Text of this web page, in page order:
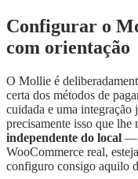
Configurar o
com orientação
O Mollie é
certa dos métodos de
cuidada e uma integração
precisamente isso que lhe
independente do local —
WooCommerce real,
configuro consigo aquilo